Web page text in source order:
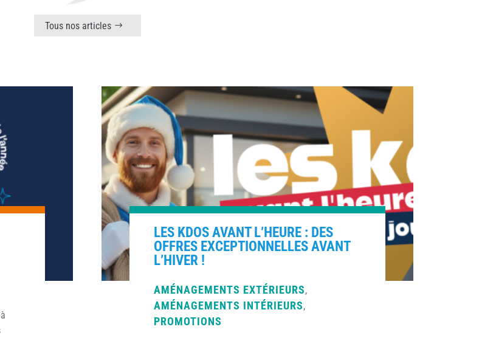
Tous nos articles
LES KDOS AVANT L’HEURE : DES
OFFRES EXCEPTIONNELLES AVANT
L’HIVER !
AMÉNAGEMENTS EXTÉRIEURS,
AMÉNAGEMENTS INTÉRIEURS,
PROMOTIONS